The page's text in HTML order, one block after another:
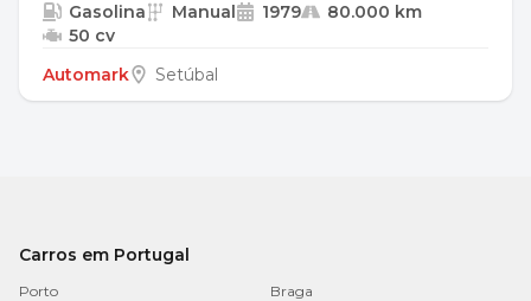
Gasolina Manual 1979
80.000 km
50 cv
Automark
Setúbal
Carros em Portugal
Porto Braga